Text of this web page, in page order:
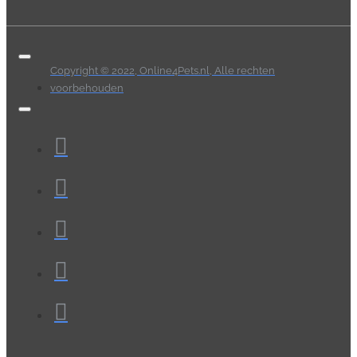
Copyright © 2022, Online4Pets.nl, Alle rechten
voorbehouden